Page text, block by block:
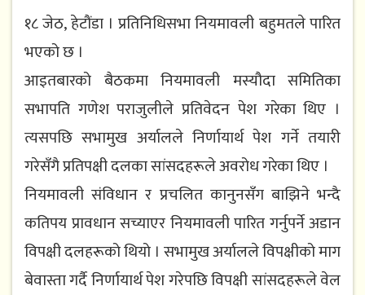
१८ जेठ, हेटौंडा । प्रतिनिधिसभा नियमावली बहुमतले पारित
भएको छ ।
आइतबारको बैठकमा नियमावली मस्यौदा समितिका
सभापति गणेश पराजुलीले प्रतिवेदन पेश गरेका थिए ।
त्यसपछि सभामुख अर्यालले निर्णायार्थ पेश गर्ने तयारी
गरेसँगै प्रतिपक्षी दलका सांसदहरूले अवरोध गरेका थिए ।
नियमावली संविधान र प्रचलित कानुनसँग बाझिने भन्दै
कतिपय प्रावधान सच्याएर नियमावली पारित गर्नुपर्ने अडान
विपक्षी दलहरूको थियो । सभामुख अर्यालले विपक्षीको माग
बेवास्ता गर्दै निर्णायार्थ पेश गरेपछि विपक्षी सांसदहरूले वेल